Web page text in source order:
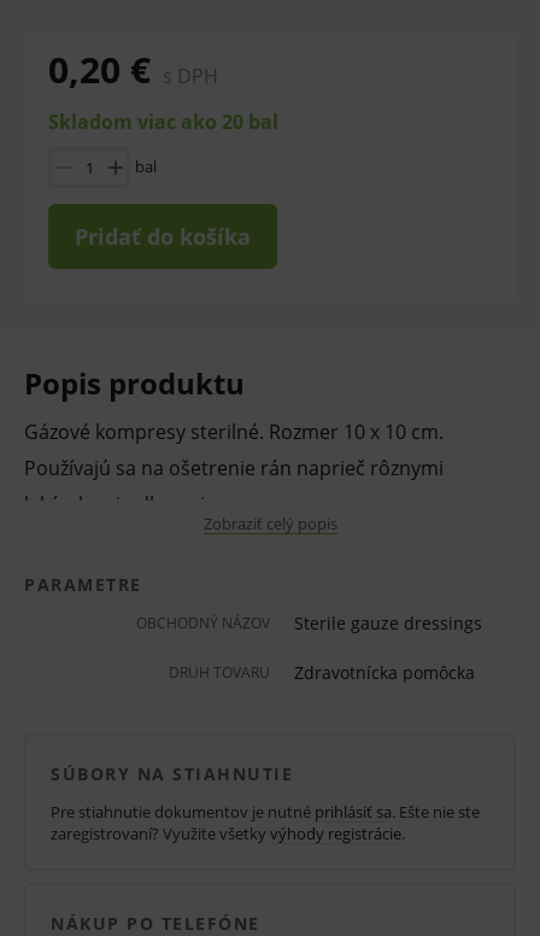
0,20 € s DPH
Skladom viac ako 20 bal
bal
Pridať do košíka
Popis produktu
Gázové kompresy sterilné. Rozmer 10 x 10 cm.
Používajú sa na ošetrenie rán naprieč rôznymi
lekárskymi odbormi
Kompresy z gázy sú vyrobené zo 100 % bavlnených,
bielených vlákien s hustotou 17 vlákien/cm
Kompresy sú skladané v 8 vrstvách.
priedušnosť. Sterilné.
Kompresy z gázy.
100 % bavlna.
Zobraziť celý popis
PARAMETRE
OBCHODNÝ NÁZOV Sterile gauze dressings
DRUH TOVARU Zdravotnícka pomôcka
SÚBORY NA STIAHNUTIE
Pre stiahnutie dokumentov je nutné prihlásiť sa. Ešte nie ste
zaregistrovaní? Využite všetky výhody registrácie.
NÁKUP PO TELEFÓNE